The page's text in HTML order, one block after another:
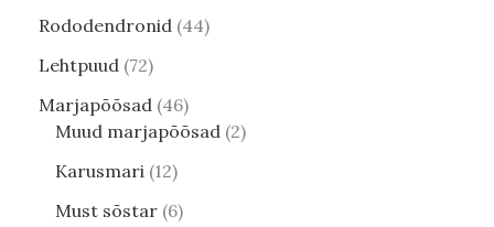
Rododendronid 44
Lehtpuud 72
Marjapõõsad 46
Muud marjapõõsad 2
Karusmari 12
Must sõstar 6